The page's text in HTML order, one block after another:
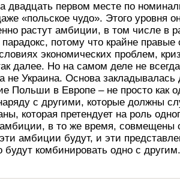
двадцать первом месте по
«польское чудо». Этого уровня
растут амбиции, в том числе в
потому что крайне правые
экономических проблем,
далее. Но на самом деле не
не Украина. Основа закладывалась
Польши в Европе – не просто как
с другими, которые должны
которая претендует на роль
в то же время, совмещены
амбиции будут, и эти
будут комбинировать одно с другим.